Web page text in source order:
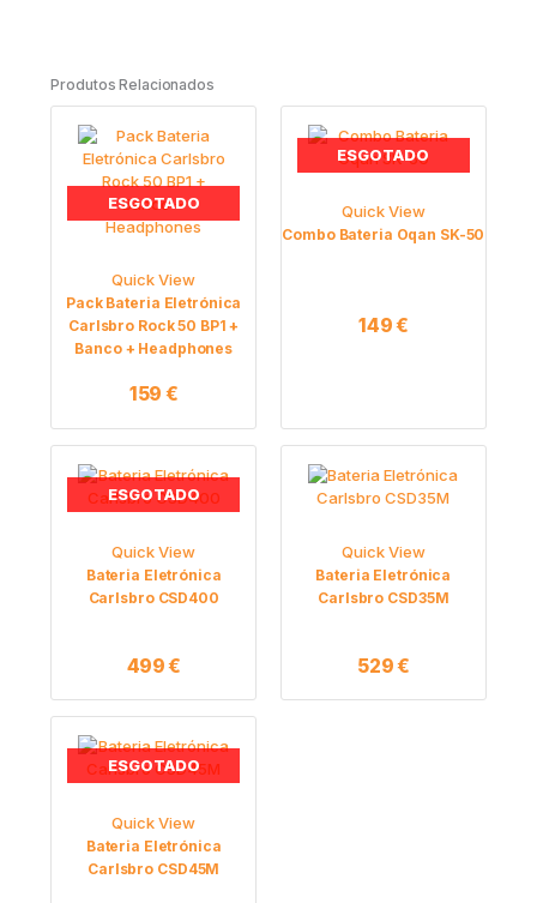
Produtos Relacionados
ESGOTADO
Quick View
Pack Bateria Eletrónica
Carlsbro Rock 50 BP1 +
Banco + Headphones
159 €
ESGOTADO
Quick View
Combo Bateria Oqan SK-50
149€
ESGOTADO
Quick View
Bateria Eletrónica
Carlsbro CSD400
499€
Quick View
Bateria Eletrónica
Carlsbro CSD35M
529€
ESGOTADO
Quick View
Bateria Eletrónica
Carlsbro CSD45M